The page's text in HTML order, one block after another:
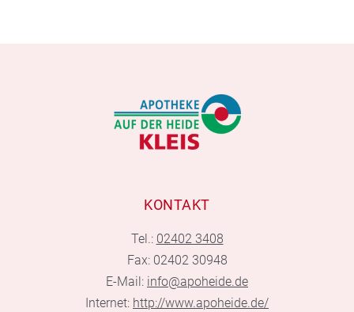
KONTAKT
Tel.: 02402 3408
Fax: 02402 30948
E-Mail: info@apoheide.de
Internet: http://www.apoheide.de/